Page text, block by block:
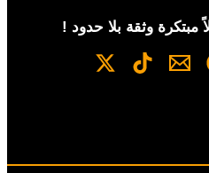
مبتكرة وثقة بلا حدود !